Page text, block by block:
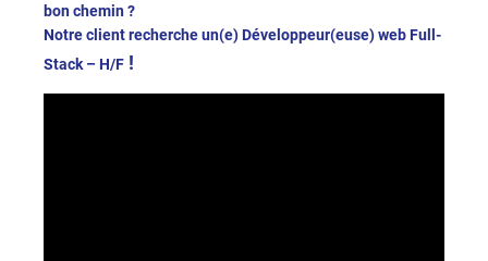
bon chemin ?
Notre client recherche un(e) Développeur(euse) web Full-
Stack – H/F !